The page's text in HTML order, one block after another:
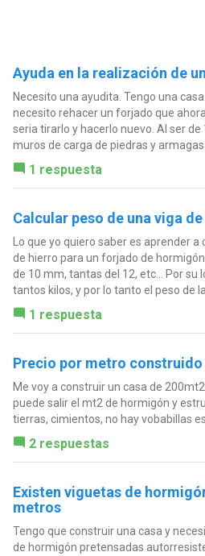
Ayuda en la realización de
Necesito una ayudita. Tengo una
necesito rehacer un forjado que
seria tirarlo y hacerlo nuevo. Al ser
muros de carga de piedras y
1 respuesta
Calcular peso de una viga
Lo que yo quiero saber es aprender a
de hierro para un forjado de
de 10 mm, tantas del 12, etc... Por su
tantos kilos, y por lo tanto el peso de
1 respuesta
Precio por metro construido
Me voy a construir un casa de
puede salir el mt2 de hormigón y
tierras, cimientos, no hay vobabillas
2 respuestas
Existen viguetas de
metros
Tengo que construir una casa y
de hormigón pretensadas